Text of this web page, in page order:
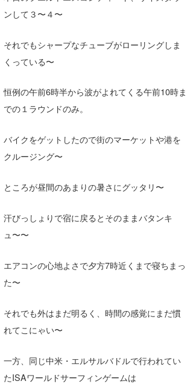
ンして３〜４〜
それでもシャープなチューブがローリングしま
くっている〜
恒例の午前6時半から波がよれてくる午前10時ま
での１ラウンドのみ。
バイクをゲットしたので街のマーケットや港を
クルージング〜
ところが昼間のあまりの暑さにグッタリ〜
汗びっしょりで宿に戻るとそのままバタンキ
ュ〜〜
エアコンの心地よさで夕方7時近くまで寝ちまっ
た〜
それでも外はまだ明るく、時間の感覚にまだ慣
れてこにゃい〜
一方、同じ中米・エルサルバドルで行われてい
たISAワールドサーフィンゲームは
ライター/寄稿メディア
Core Surf Japan
Naoya Kimoto
Yasunari Inoue
Yoshiyuki Obata
DELTA FORCE SURF
熊谷素子
メディア
Colors MAGAZINE
WAVAL
福島寿実子
中浦“JET”章
進士剛光
植村未来
大野”MAR”修聖
波伝説スタッフ
☆加藤
Aichan
ECE
H
波伝説